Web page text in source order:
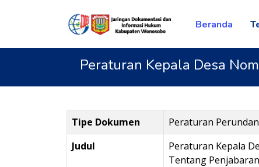
Beranda
Peraturan Kepala Desa
Tipe Dokumen
Peraturan
Judul
Peraturan Kepala
Tentang